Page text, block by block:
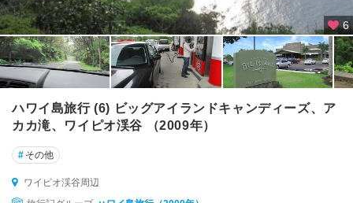
6
ハワイ島旅行 (6) ビッグアイランドキャンディーズ、ア
カカ滝、ワイピオ渓谷 （2009年）
# その他
ワイピオ渓谷周辺